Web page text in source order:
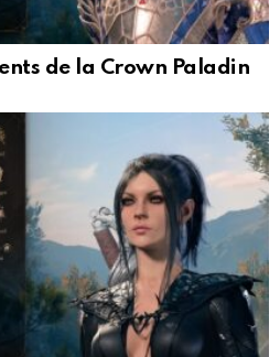
de la Crown Paladin